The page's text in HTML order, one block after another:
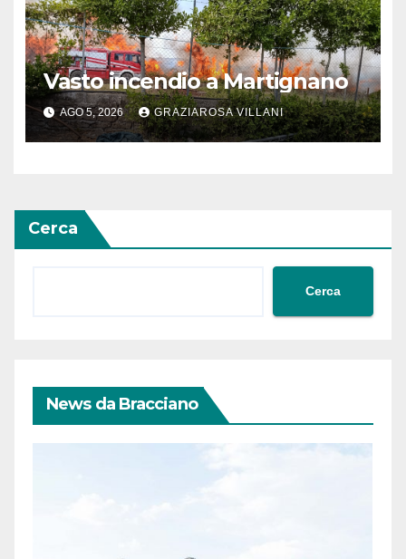
Vasto incendio a Martignano
AGO 5, 2026 GRAZIAROSA VILLANI
Cerca
Cerca
News da Bracciano